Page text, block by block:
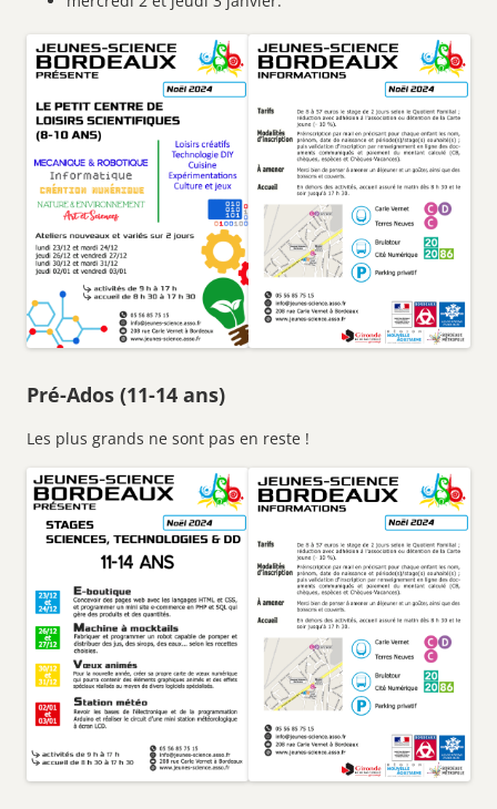
Pré-Ados (11-14 ans)
Les plus grands ne sont pas en reste !